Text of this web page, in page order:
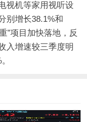
视机等家用视听设
别增长38.1%和
”项目加快落地，反
入增速较三季度明